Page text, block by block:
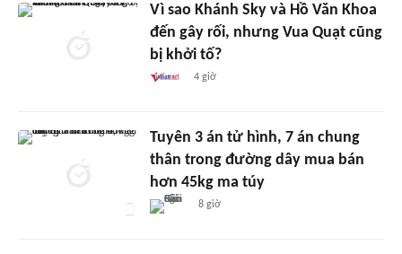
Vì sao Khánh Sky và Hồ Văn Khoa
đến gây rối, nhưng Vua Quạt cũng
bị khởi tố?
4 giờ
Tuyên 3 án tử hình, 7 án chung
thân trong đường dây mua bán
hơn 45kg ma túy
8 giờ